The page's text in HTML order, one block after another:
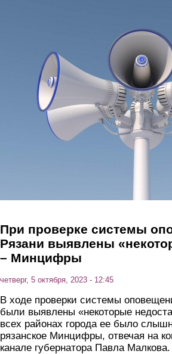
При проверке системы
Рязани выявлены
– Минцифры
четверг, 5 октября, 2023 - 12:45
В ходе проверки системы
были выявлены «некоторые
всех районах города ее было
рязанское Минцифры, отвечая на
канале губернатора Павла Малкова.